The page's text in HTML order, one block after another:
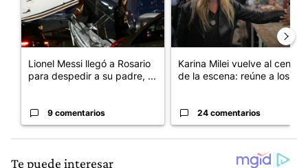
Lionel Messi llegó a Rosario
para despedir a su padre, ...
9 comentarios
Karina Milei vuelve al centro
de la escena: reúne a los...
24 comentarios